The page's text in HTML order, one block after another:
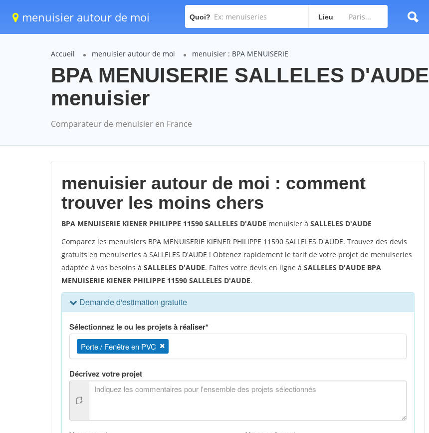
menuisier autour de moi Quoi? Lieu
Accueil menuisier autour de moi menuisier : BPA MENUISERIE
BPA MENUISERIE SALLELES D'AUDE
menuisier
Comparateur de menuisier en France
menuisier autour de moi : comment
trouver les moins chers
BPA MENUISERIE KIENER PHILIPPE 11590 SALLELES D'AUDE menuisier à SALLELES D'AUDE
Comparez les menuisiers BPA MENUISERIE KIENER PHILIPPE 11590 SALLELES D'AUDE. Trouvez des devis
gratuits en menuiseries à SALLELES D'AUDE ! Obtenez rapidement le tarif de votre projet de menuiseries
adaptée à vos besoins à SALLELES D'AUDE. Faites votre devis en ligne à SALLELES D'AUDE BPA
MENUISERIE KIENER PHILIPPE 11590 SALLELES D'AUDE.